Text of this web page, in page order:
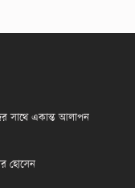
সাথে একান্ত আলাপন
হোসেন